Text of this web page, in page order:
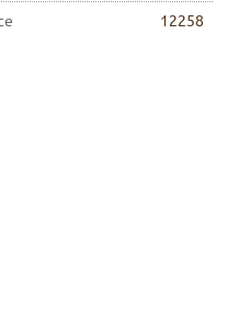
12258